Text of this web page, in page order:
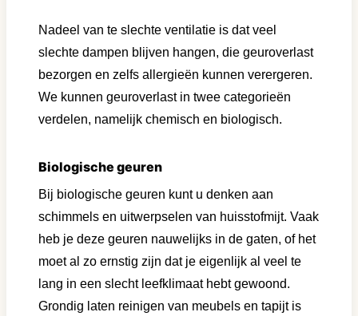
Nadeel van te slechte ventilatie is dat veel
slechte dampen blijven hangen, die geuroverlast
bezorgen en zelfs allergieën kunnen verergeren.
We kunnen geuroverlast in twee categorieën
verdelen, namelijk chemisch en biologisch.
Biologische geuren
Bij biologische geuren kunt u denken aan
schimmels en uitwerpselen van huisstofmijt. Vaak
heb je deze geuren nauwelijks in de gaten, of het
moet al zo ernstig zijn dat je eigenlijk al veel te
lang in een slecht leefklimaat hebt gewoond.
Grondig laten reinigen van meubels en tapijt is